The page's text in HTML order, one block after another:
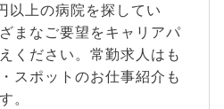
以上の病院を探してい
まなご要望をキャリアパ
ください。常勤求人はも
スポットのお仕事紹介も
。